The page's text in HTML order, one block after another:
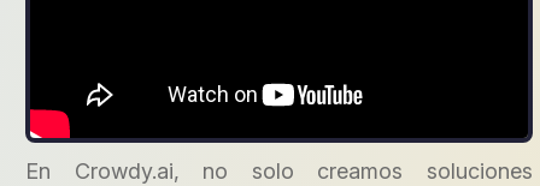
En Crowdy.ai, no solo creamos soluciones